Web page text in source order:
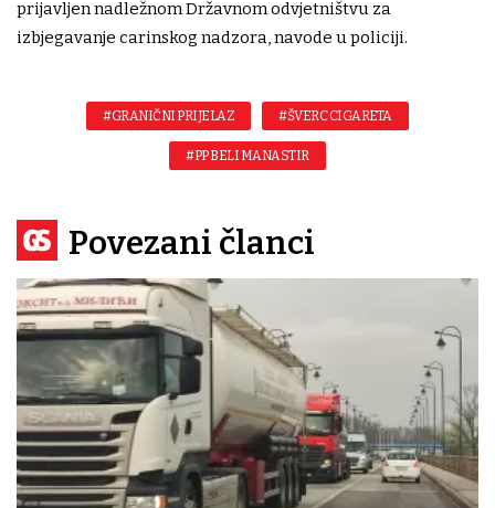
prijavljen nadležnom Državnom odvjetništvu za
izbjegavanje carinskog nadzora, navode u policiji.
#GRANIČNI PRIJELAZ #ŠVERC CIGARETA
#PP BELI MANASTIR
Povezani članci